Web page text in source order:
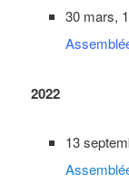
30 mars,
2022
13